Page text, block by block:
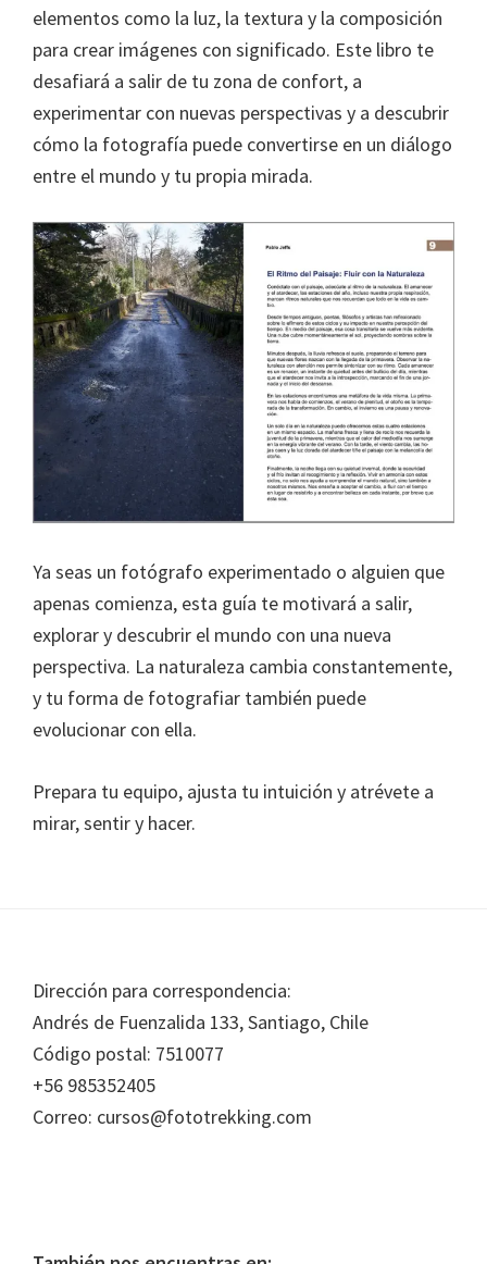
elementos como la luz, la textura y la composición
para crear imágenes con significado. Este libro te
desafiará a salir de tu zona de confort, a
experimentar con nuevas perspectivas y a descubrir
cómo la fotografía puede convertirse en un diálogo
entre el mundo y tu propia mirada.
Ya seas un fotógrafo experimentado o alguien que
apenas comienza, esta guía te motivará a salir,
explorar y descubrir el mundo con una nueva
perspectiva. La naturaleza cambia constantemente,
y tu forma de fotografiar también puede
evolucionar con ella.
Prepara tu equipo, ajusta tu intuición y atrévete a
mirar, sentir y hacer.
Footer
Dirección para correspondencia:
Andrés de Fuenzalida 133, Santiago, Chile
Código postal: 7510077
+56 985352405
Correo: cursos@fototrekking.com